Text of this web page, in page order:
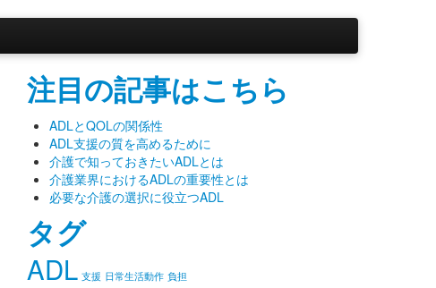
注目の記事はこちら
ADLとQOLの関係性
ADL支援の質を高めるために
介護で知っておきたいADLとは
介護業界におけるADLの重要性とは
必要な介護の選択に役立つADL
タグ
ADL 支援 日常生活動作 負担